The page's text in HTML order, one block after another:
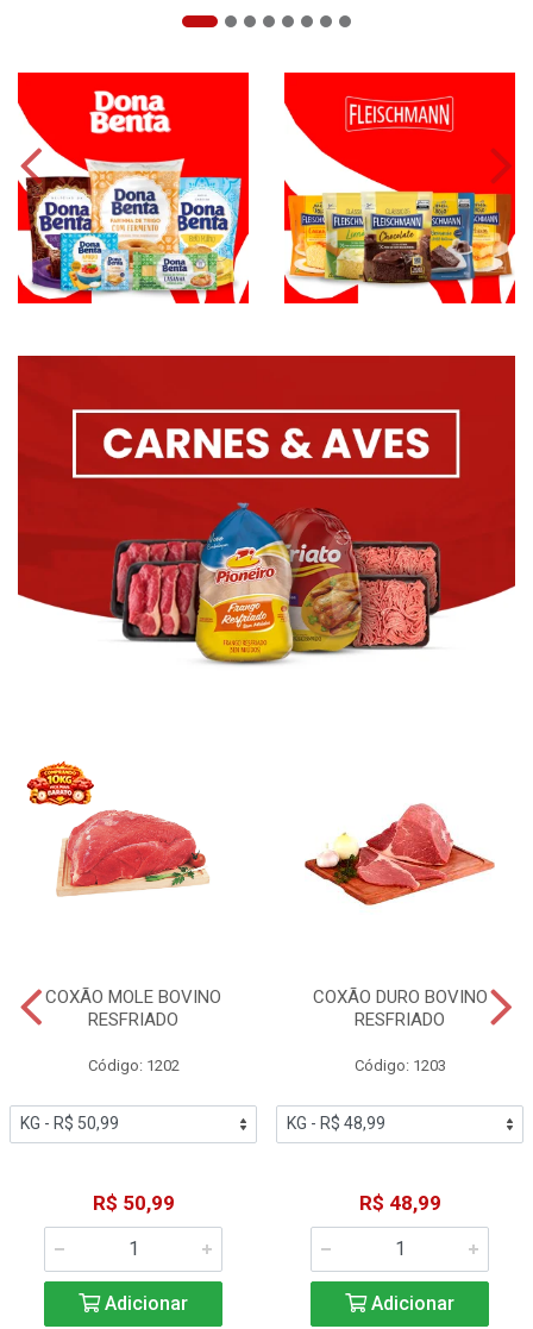
COXÃO MOLE BOVINO
RESFRIADO
Código: 1202
R$ 50,99
Adicionar
COXÃO DURO BOVINO
RESFRIADO
Código: 1203
R$ 48,99
Adicionar